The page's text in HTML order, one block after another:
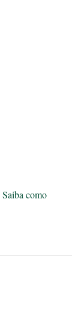
Saiba como